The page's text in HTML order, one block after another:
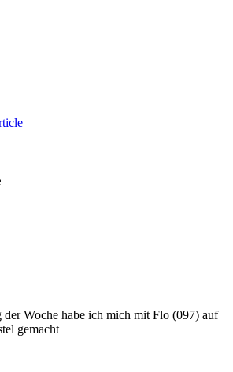
der Woche habe ich mich mit Flo (097) auf
gemacht